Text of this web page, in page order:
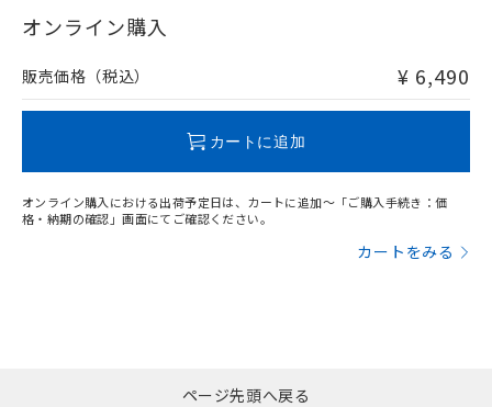
在庫等で未対応品が混在する可能性があります。
問い合わせください。
オンライン購入
販売価格（税込） ¥ 6,490
カートに追加
オンライン購入における出荷予定日は、カートに追加～「ご購入手続き：価
格・納期の確認」画面にてご確認ください。
カートをみる
ページ先頭へ戻る